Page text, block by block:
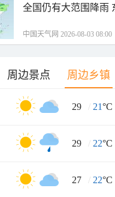
全国仍有大范围降雨
中国天气网 2026-08-03 08:00
周边景点 周边乡镇
29 / 21°C
29 / 22°C
27 / 22°C